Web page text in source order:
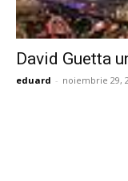
David Guetta
eduard - noiembrie 29,